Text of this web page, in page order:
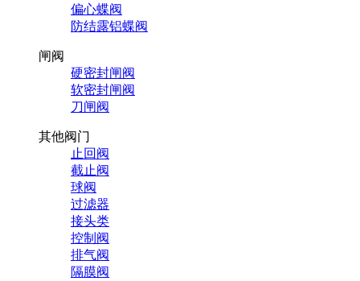
偏心蝶阀
防结露铝蝶阀
闸阀
硬密封闸阀
软密封闸阀
刀闸阀
其他阀门
止回阀
截止阀
球阀
过滤器
接头类
控制阀
排气阀
隔膜阀